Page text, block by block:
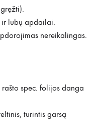
ir lubų apdailai.
nereikalingas.
spec. folijos danga
turintis garsą